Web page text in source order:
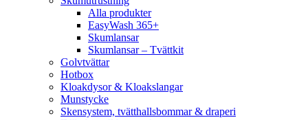
Alla produkter
EasyWash 365+
Skumlansar
Skumlansar – Tvättkit
Golvtvättar
Hotbox
Kloakdysor & Kloakslangar
Munstycke
Skensystem, tvätthallsbommar & draperi